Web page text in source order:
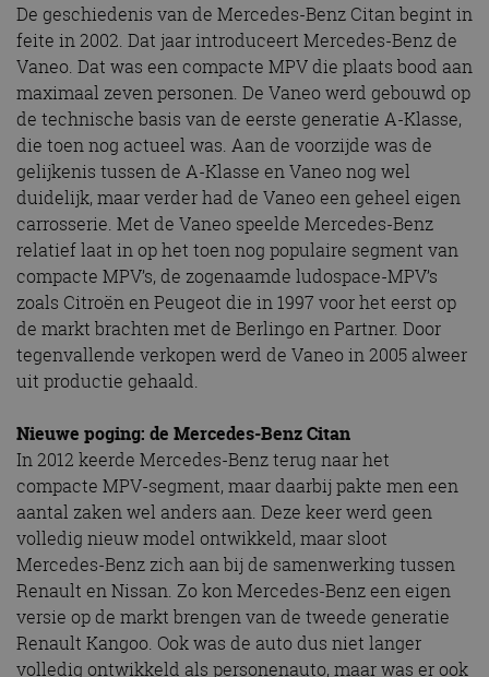
De geschiedenis van de Mercedes-Benz Citan begint in
feite in 2002. Dat jaar introduceert Mercedes-Benz de
Vaneo. Dat was een compacte MPV die plaats bood aan
maximaal zeven personen. De Vaneo werd gebouwd op
de technische basis van de eerste generatie A-Klasse,
die toen nog actueel was. Aan de voorzijde was de
gelijkenis tussen de A-Klasse en Vaneo nog wel
duidelijk, maar verder had de Vaneo een geheel eigen
carrosserie. Met de Vaneo speelde Mercedes-Benz
relatief laat in op het toen nog populaire segment van
compacte MPV’s, de zogenaamde ludospace-MPV’s
zoals Citroën en Peugeot die in 1997 voor het eerst op
de markt brachten met de Berlingo en Partner. Door
tegenvallende verkopen werd de Vaneo in 2005 alweer
uit productie gehaald.
Nieuwe poging: de Mercedes-Benz Citan
In 2012 keerde Mercedes-Benz terug naar het
compacte MPV-segment, maar daarbij pakte men een
aantal zaken wel anders aan. Deze keer werd geen
volledig nieuw model ontwikkeld, maar sloot
Mercedes-Benz zich aan bij de samenwerking tussen
Renault en Nissan. Zo kon Mercedes-Benz een eigen
versie op de markt brengen van de tweede generatie
Renault Kangoo. Ook was de auto dus niet langer
volledig ontwikkeld als personenauto, maar was er ook